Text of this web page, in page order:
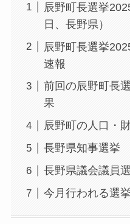
辰野町長選挙
日、長野県）
辰野町長選挙
速報
前回の辰野町長
果
辰野町の人口・
長野県知事選挙
長野県議会議員
今月行われる選